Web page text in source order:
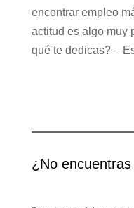
encontrar empleo
actitud es algo muy
qué te dedicas? –
¿No